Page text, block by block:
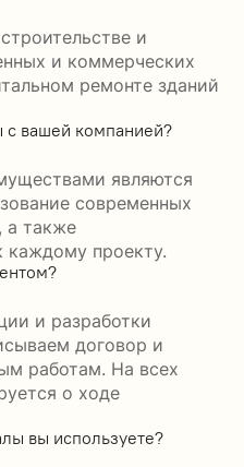
и
и коммерческих
ремонте зданий
с вашей компанией?
являются
современных
а также
каждому проекту.
и разработки
договор и
работам. На всех
о ходе
вы используете?